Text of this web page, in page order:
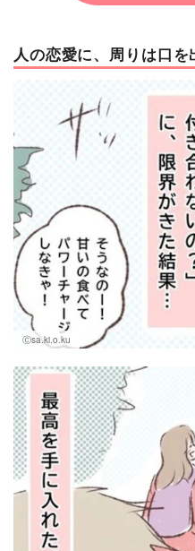
人の恋愛に、周りは口を
Ⓒsa.ki.o.ku